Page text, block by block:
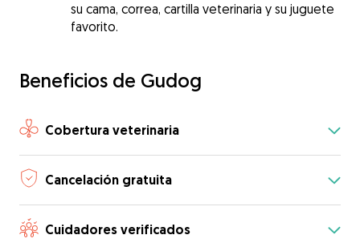
su cama, correa, cartilla veterinaria y su juguete
favorito.
Beneficios de Gudog
Cobertura veterinaria
Cancelación gratuita
Cuidadores verificados